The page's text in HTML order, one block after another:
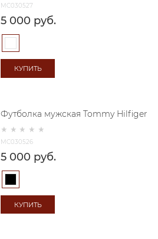
MC030527
5 000 руб.
КУПИТЬ
MC030526
Футболка мужская Tommy Hilfiger
5 000 руб.
КУПИТЬ